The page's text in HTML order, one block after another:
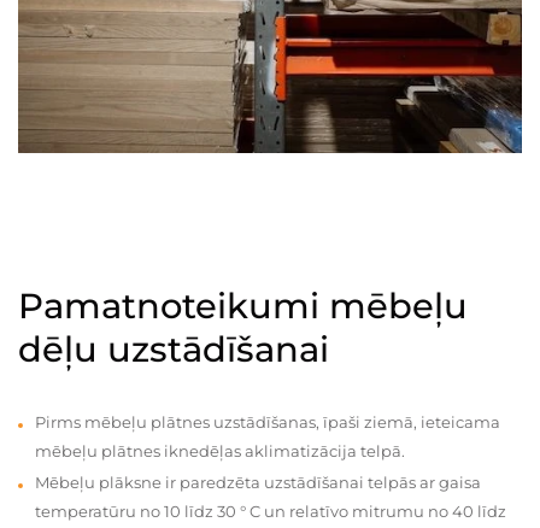
Pamatnoteikumi mēbeļu
dēļu uzstādīšanai
Pirms mēbeļu plātnes uzstādīšanas, īpaši ziemā, ieteicama
mēbeļu plātnes iknedēļas aklimatizācija telpā.
Mēbeļu plāksne ir paredzēta uzstādīšanai telpās ar gaisa
temperatūru no 10 līdz 30 ° C un relatīvo mitrumu no 40 līdz